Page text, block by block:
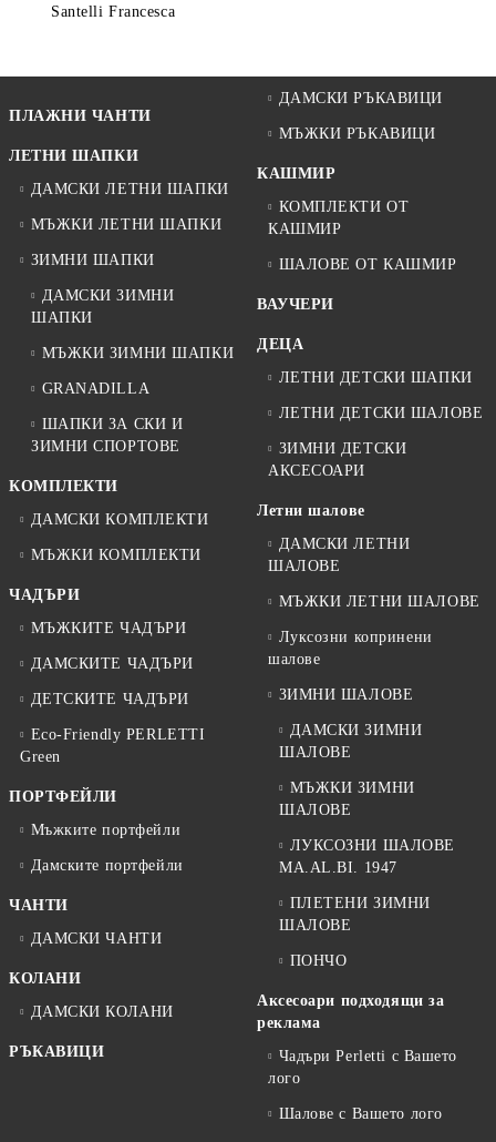
Santelli Francesca
ПЛАЖНИ ЧАНТИ
ЛЕТНИ ШАПКИ
ДАМСКИ ЛЕТНИ ШАПКИ
МЪЖКИ ЛЕТНИ ШАПКИ
ЗИМНИ ШАПКИ
ДАМСКИ ЗИМНИ
ШАПКИ
МЪЖКИ ЗИМНИ ШАПКИ
GRANADILLA
ШАПКИ ЗА СКИ И
ЗИМНИ СПОРТОВЕ
КОМПЛЕКТИ
ДАМСКИ КОМПЛЕКТИ
МЪЖКИ КОМПЛЕКТИ
ЧАДЪРИ
МЪЖКИТЕ ЧАДЪРИ
ДАМСКИТЕ ЧАДЪРИ
ДЕТСКИТЕ ЧАДЪРИ
Eco-Friendly PERLETTI
Green
ПОРТФЕЙЛИ
Мъжките портфейли
Дамските портфейли
ЧАНТИ
ДАМСКИ ЧАНТИ
КОЛАНИ
ДАМСКИ КОЛАНИ
РЪКАВИЦИ
ДАМСКИ РЪКАВИЦИ
МЪЖКИ РЪКАВИЦИ
КАШМИР
КОМПЛЕКТИ ОТ
КАШМИР
ШАЛОВЕ ОТ КАШМИР
ВАУЧЕРИ
ДЕЦА
ЛЕТНИ ДЕТСКИ ШАПКИ
ЛЕТНИ ДЕТСКИ ШАЛОВЕ
ЗИМНИ ДЕТСКИ
АКСЕСОАРИ
Летни шалове
ДАМСКИ ЛЕТНИ
ШАЛОВЕ
МЪЖКИ ЛЕТНИ ШАЛОВЕ
Луксозни копринени
шалове
ЗИМНИ ШАЛОВЕ
ДАМСКИ ЗИМНИ
ШАЛОВЕ
МЪЖКИ ЗИМНИ
ШАЛОВЕ
ЛУКСОЗНИ ШАЛОВЕ
MA.AL.BI. 1947
ПЛЕТЕНИ ЗИМНИ
ШАЛОВЕ
ПОНЧО
Аксесоари подходящи за
реклама
Чадъри Perletti с Вашето
лого
Шалове с Вашето лого